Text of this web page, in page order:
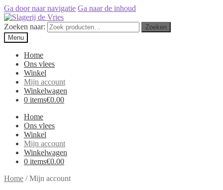
Ga door naar navigatie Ga naar de inhoud
Zoeken naar:
Zoeken
Menu
Home
Ons vlees
Winkel
Mijn account
Winkelwagen
0 items€0.00
Home
Ons vlees
Winkel
Mijn account
Winkelwagen
0 items€0.00
Home /Mijn account